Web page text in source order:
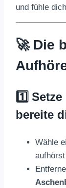
und fühle
🚀 Die
1️⃣
bereite
Wähle